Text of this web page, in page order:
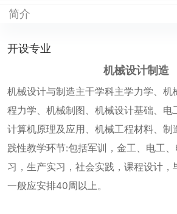
简介
开设专业
机械设计制造
机械设计与制造主干学科主学力学、机
程力学、机械制图、机械设计基础、电
计算机原理及应用、机械工程材料、制
践性教学环节:包括军训，金工、电工
习，生产实习，社会实践，课程设计，
一般应安排40周以上。